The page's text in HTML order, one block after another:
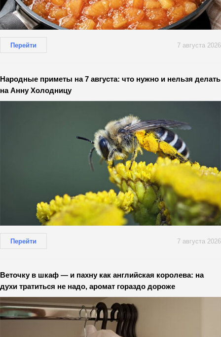
Перейти 7 августа 2026
Народные приметы на 7 августа: что нужно и нельзя делать
на Анну Холодницу
Перейти 7 августа 2026
Веточку в шкаф — и пахну как английская королева: на
духи тратиться не надо, аромат гораздо дороже